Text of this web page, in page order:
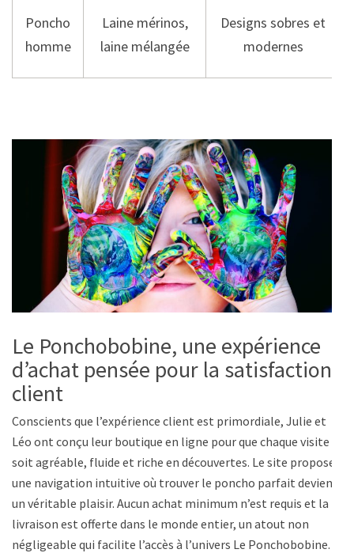
Poncho
homme
Laine mérinos,
laine mélangée
Designs sobres et
modernes
Le Ponchobobine, une expérience
d’achat pensée pour la satisfaction
client
Conscients que l’expérience client est primordiale, Julie et
Léo ont conçu leur boutique en ligne pour que chaque visite
soit agréable, fluide et riche en découvertes. Le site propose
une navigation intuitive où trouver le poncho parfait devient
un véritable plaisir. Aucun achat minimum n’est requis et la
livraison est offerte dans le monde entier, un atout non
négligeable qui facilite l’accès à l’univers Le Ponchobobine.